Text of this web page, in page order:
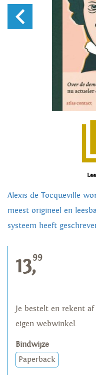
Alexis de Tocqueville
meest origineel en
systeem heeft
13,99
Je bestelt en rekent
eigen webwinkel.
Bindwijze
Paperback